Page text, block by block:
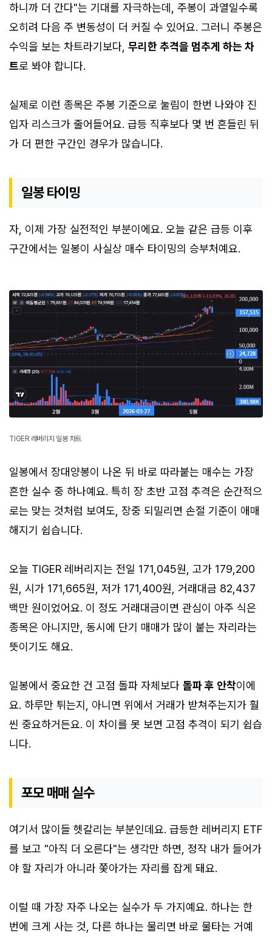
하니까 더 간다"는 기대를 자극하는데, 주봉이 과열일수록
오히려 다음 주 변동성이 더 커질 수 있어요. 그러니 주봉은
수익을 보는 차트라기보다, 무리한 추격을 멈추게 하는 차
트로 봐야 합니다.
실제로 이런 종목은 주봉 기준으로 눌림이 한번 나와야 진
입자 리스크가 줄어들어요. 급등 직후보다 몇 번 흔들린 뒤
가 더 편한 구간인 경우가 많습니다.
일봉 타이밍
자, 이제 가장 실전적인 부분이에요. 오늘 같은 급등 이후
구간에서는 일봉이 사실상 매수 타이밍의 승부처예요.
TIGER 레버리지 일봉 차트
일봉에서 장대양봉이 나온 뒤 바로 따라붙는 매수는 가장
흔한 실수 중 하나예요. 특히 장 초반 고점 추격은 순간적으
로는 맞는 것처럼 보여도, 장중 되밀리면 손절 기준이 애매
해지기 쉽습니다.
오늘 TIGER 레버리지는 전일 171,045원, 고가 179,200
원, 시가 171,665원, 저가 171,400원, 거래대금 82,437
백만 원이었어요. 이 정도 거래대금이면 관심이 아주 식은
종목은 아니지만, 동시에 단기 매매가 많이 붙는 자리라는
뜻이기도 해요.
일봉에서 중요한 건 고점 돌파 자체보다 돌파 후 안착이에
요. 하루만 튀는지, 아니면 위에서 거래가 받쳐주는지가 훨
씬 중요하거든요. 이 차이를 못 보면 고점 추격이 되기 쉽습
니다.
포모 매매 실수
여기서 많이들 헷갈리는 부분인데요. 급등한 레버리지 ETF
를 보고 "아직 더 오른다"는 생각만 하면, 정작 내가 들어가
야 할 자리가 아니라 쫓아가는 자리를 잡게 돼요.
이럴 때 가장 자주 나오는 실수가 두 가지예요. 하나는 한
번에 크게 사는 것, 다른 하나는 물리면 바로 물타는 거예